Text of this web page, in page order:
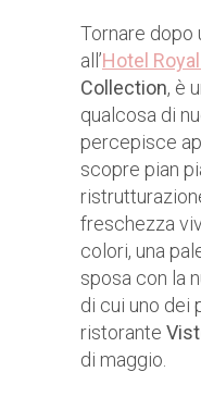
Tornare dopo
all’Hotel
Collection, è
qualcosa di
percepisce
scopre pian
freschezza
colori, una
sposa con la
di cui uno dei
ristorante
di maggio.